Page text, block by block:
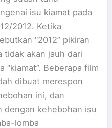
isu kiamat pada
2012. Ketika
“2012” pikiran
tidak akan jauh dari
“kiamat”. Beberapa film
dibuat merespon
ini, dan
dengan kehebohan isu
lomba